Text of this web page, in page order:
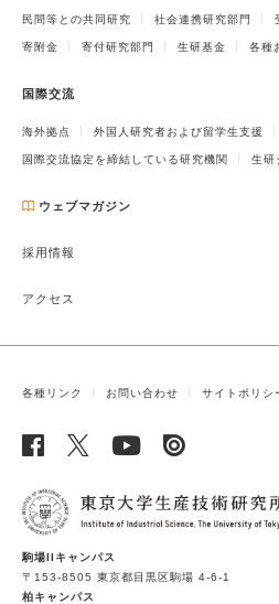
民間等との共同研究 社会連携研究部門
寄附金 寄付研究部門 生研基金 各種
国際交流
海外拠点 外国人研究者および留学生支援
国際交流協定を締結している研究機関 生研
ウェブマガジン
採用情報
アクセス
各種リンク お問い合わせ サイトポリシ
駒場IIキャンパス
〒153-8505 東京都目黒区駒場 4-6-1
柏キャンパス